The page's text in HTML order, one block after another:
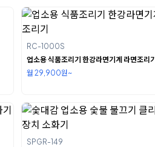
RC-1000S
업소용 식품조리기 한강라면기계 라면조리기
월 29,900원~
SPGR-149